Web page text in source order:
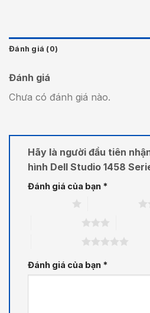
Đánh giá (0)
Đánh giá
Chưa có đánh giá nào.
Hãy là người đầu tiên
hình Dell Studio 1458
Đánh giá của bạn *
Đánh giá của bạn *